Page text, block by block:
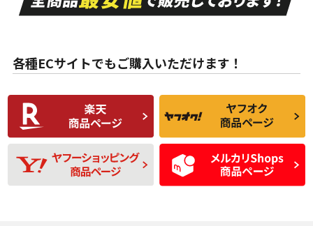
ない中古品
古品
な中古品
んどない中古品
C
比較的きれいな中古
品
C
られるが、使用に問
題のない中古品
D
使用感や目立つ傷が
あり、一般的な中古
品
D
残り溝も少なく、偏
磨耗がみられ、短期
間使用できるくらい
の中古品
各種ECサイトでもご購入いただけます！